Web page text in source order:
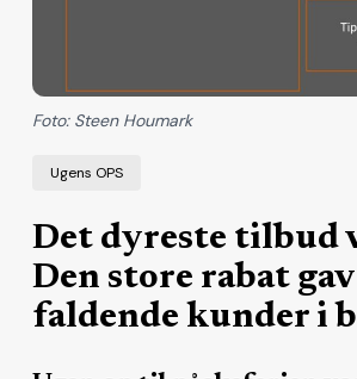
Ugens OPS
Det dyreste tilbud
Den store rabat gav
faldende kunder i
Foto: Steen Houmark